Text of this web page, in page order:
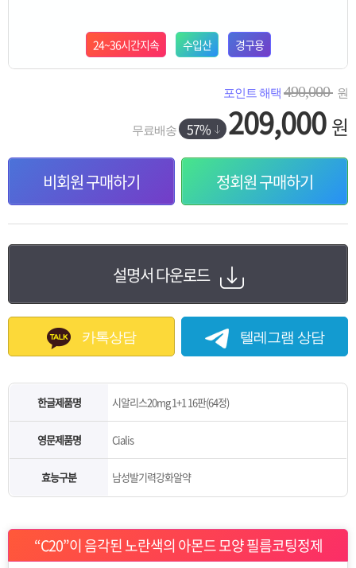
24~36시간지속 수입산 경구용
포인트 해택 490,000 원
무료배송 57% 209,000원
비회원 구매하기 정회원 구매하기
설명서 다운로드
카톡상담 텔레그램 상담
한글제품명 시알리스20mg 1+1 16판(64정)
영문제품명 Cialis
효능구분 남성발기력강화알약
“C20”이 음각된 노란색의 아몬드 모양 필름코팅정제